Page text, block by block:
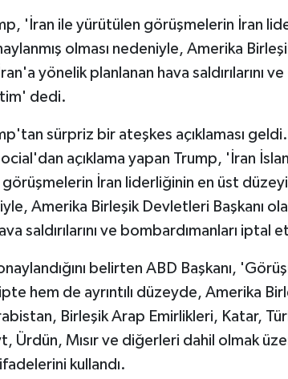
'İran ile yürütülen görüşmelerin İran
olması nedeniyle, Amerika
yönelik planlanan hava saldırılarını ve
dedi.
sürpriz bir ateşkes açıklaması geldi.
açıklama yapan Trump, 'İran
İran liderliğinin en üst
Amerika Birleşik Devletleri Başkanı
saldırılarını ve bombardımanları iptal
belirten ABD Başkanı,
hem de ayrıntılı düzeyde, Amerika
Birleşik Arap Emirlikleri, Katar,
Ürdün, Mısır ve diğerleri dahil olmak
kullandı.